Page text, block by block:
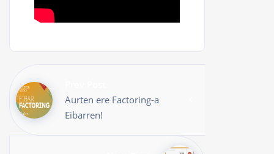
Aurten ere Factoring-a
Eibarren!